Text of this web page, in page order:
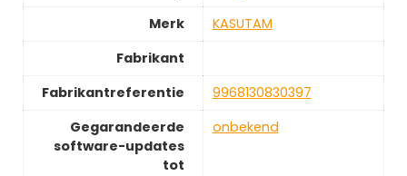
Merk
‎KASUTAM
Fabrikant
Fabrikantreferentie
‎9968130830397
Gegarandeerde
software-updates
tot
‎onbekend